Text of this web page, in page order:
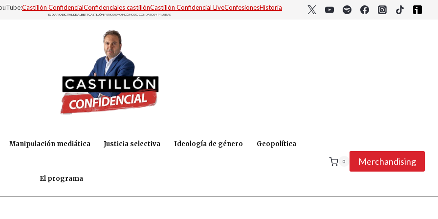
Castillón ConfidencialConfidenciales castillónCastillón Confidencial LiveConfesionesHistoria
EL DIARIO DIGITAL DE ALBERT CASTILLÓN. PERIODISMO INCÓMODO CON DATOS Y PRUEBAS
Manipulación mediática Justicia selectiva Ideología de género Geopolítica
El programa
0 Merchandising